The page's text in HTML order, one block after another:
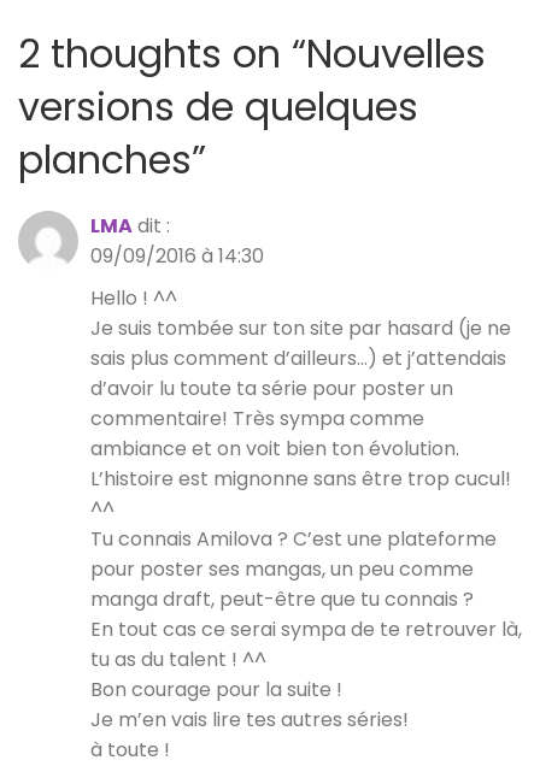
2 thoughts on “Nouvelles
versions de quelques
planches”
LMAdit :
09/09/2016 à 14:30
Hello ! ^^
Je suis tombée sur ton site par hasard (je ne
sais plus comment d’ailleurs…) et j’attendais
d’avoir lu toute ta série pour poster un
commentaire! Très sympa comme
ambiance et on voit bien ton évolution.
L’histoire est mignonne sans être trop cucul!
^^
Tu connais Amilova ? C’est une plateforme
pour poster ses mangas, un peu comme
manga draft, peut-être que tu connais ?
En tout cas ce serai sympa de te retrouver là,
tu as du talent ! ^^
Bon courage pour la suite !
Je m’en vais lire tes autres séries!
à toute !